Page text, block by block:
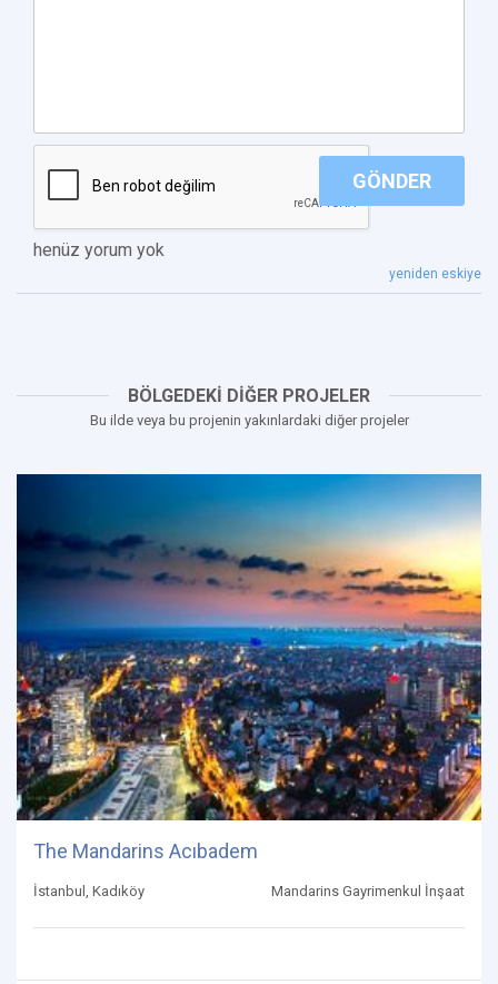
GÖNDER
henüz yorum yok
yeniden eskiye
BÖLGEDEKİ DİĞER PROJELER
Bu ilde veya bu projenin yakınlardaki diğer projeler
The Mandarins Acıbadem
İstanbul, Kadıköy Mandarins Gayrimenkul İnşaat